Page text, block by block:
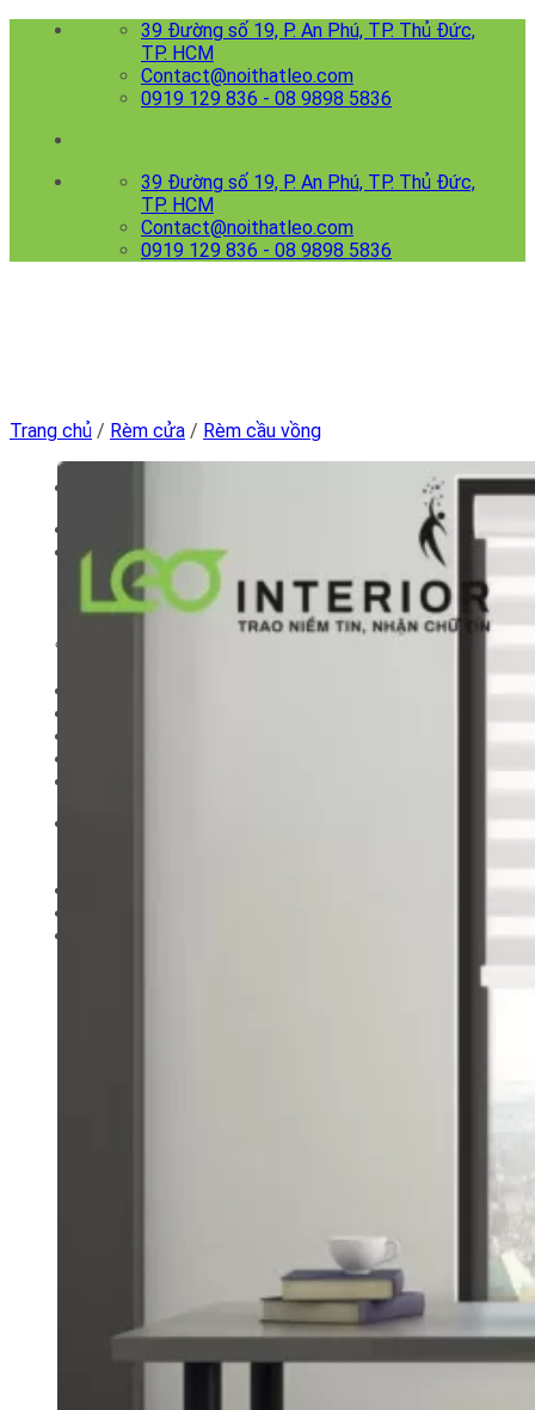
39 Đường số 19, P. An Phú, TP. Thủ Đức,
TP. HCM
Contact@noithatleo.com
0919 129 836 - 08 9898 5836
39 Đường số 19, P. An Phú, TP. Thủ Đức,
TP. HCM
Contact@noithatleo.com
0919 129 836 - 08 9898 5836
Sản phẩm
Rèm cửa
Sofa
Bedding Set (Chăn – Ga – Gối)
Trang chủ / Rèm cửa / Rèm cầu vồng